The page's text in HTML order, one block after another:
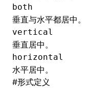
both
垂直与水平都居中。
vertical
垂直居中。
horizontal
水平居中。
#形式定义